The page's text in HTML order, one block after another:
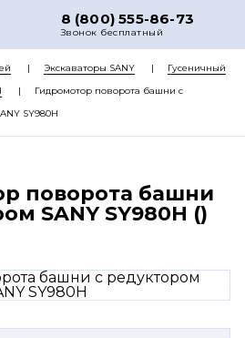
8 (800) 555-86-73
Звонок бесплатный
О НАС
ЗАПЧАСТЕЙ
РЕМОНТ
ЦЕНЫ
Экскаваторы SANY
Гусеничный
Гидромотор поворота башни с
SY980H
поворота башни
SANY SY980H ()